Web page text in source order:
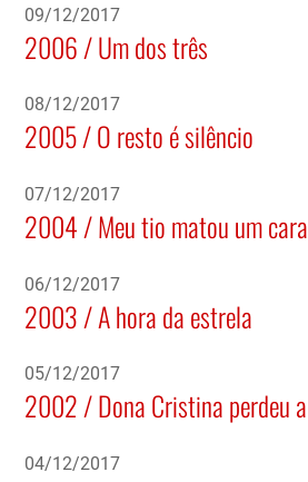
09/12/2017
2006 / Um dos três
08/12/2017
2005 / O resto é silêncio
07/12/2017
2004 / Meu tio matou um cara
06/12/2017
2003 / A hora da estrela
05/12/2017
2002 / Dona Cristina perdeu
04/12/2017